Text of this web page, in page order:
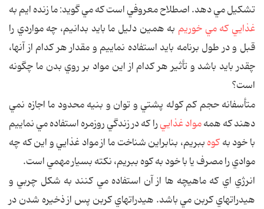
تشکيل مي دهد. اصطلاح معروفي است که مي گويد: ما زنده ايم به
غذايي که مي خوريم به همين دليل ما بايد بدانيم، چه مواردي را
قبل و در طول برنامه بايد استفاده نماييم و مقدار هر کدام از آنها،
چقدر بايد باشد و تأثير هر کدام از اين مواد بر روي بدن ما چگونه
است؟
متأسفانه حجم کم کوله پشتي و توان و بنيه محدود ما اجازه نمي
دهند که همهمواد غذاييرا که در زندگي روزمره استفاده مي نماييم
با خود بهکوهببريم، بنابراين شناخت ما از مواد غذايي و اين که چه
موادي را مصرف يا با خود به کوه ببريم، نکته بسيار مهمي است.
انرژي اي که ماهيچه ها از آن استفاده مي کنند به شکل چربي و
هيدراتهاي کربن مي باشد. هيدراتهاي کربن پس از ذخيره شدن در